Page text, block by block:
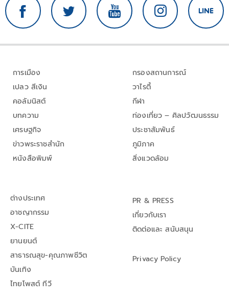
การเมือง
เปลว สีเงิน
คอลัมนิสต์
บทความ
เศรษฐกิจ
ข่าวพระราชสำนัก
หนังสือพิมพ์
กรองสถานการณ์
วาไรตี้
กีฬา
ท่องเที่ยว – ศิลปวัฒนธรรม
ประชาสัมพันธ์
ภูมิภาค
สิ่งแวดล้อม
ต่างประเทศ
อาชญากรรม
X-CITE
ยานยนต์
สาธารณสุข-คุณภาพชีวิต
บันเทิง
ไทยโพสต์ ทีวี
PR & PRESS
เกี่ยวกับเรา
ติดต่อและ สนับสนุน
Privacy Policy